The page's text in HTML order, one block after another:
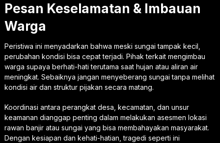
Pesan Keselamatan & Imbauan
Warga
Peristiwa ini menyadarkan bahwa meski sungai tampak kecil,
perubahan kondisi bisa cepat terjadi. Pihak terkait mengimbau
warga supaya berhati-hati terutama saat hujan atau aliran air
meningkat. Sebaiknya jangan menyeberang sungai tanpa melihat
kondisi air dan struktur pijakan secara matang.
Koordinasi antara perangkat desa, kecamatan, dan unsur
keamanan dianggap penting dalam melakukan asesmen lokasi
rawan banjir atau sungai yang bisa membahayakan masyarakat.
Dengan kesiapan dan kehati-hatian, tragedi seperti ini